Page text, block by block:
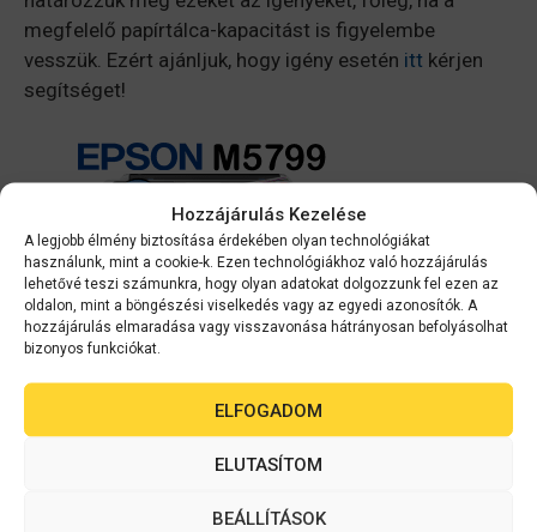
Hozzájárulás Kezelése
A legjobb élmény biztosítása érdekében olyan technológiákat
használunk, mint a cookie-k. Ezen technológiákhoz való hozzájárulás
lehetővé teszi számunkra, hogy olyan adatokat dolgozzunk fel ezen az
oldalon, mint a böngészési viselkedés vagy az egyedi azonosítók. A
hozzájárulás elmaradása vagy visszavonása hátrányosan befolyásolhat
bizonyos funkciókat.
ELFOGADOM
ELUTASÍTOM
BEÁLLÍTÁSOK
megfelelő papírtálca-kapacitást is figyelembe
vesszük. Ezért ajánljuk, hogy igény esetén itt kérjen
segítséget!